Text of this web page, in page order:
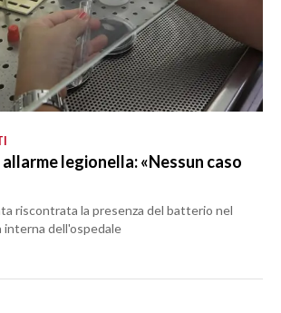
legionella: «Nessun caso
riscontrata la presenza del batterio nel
dell'ospedale